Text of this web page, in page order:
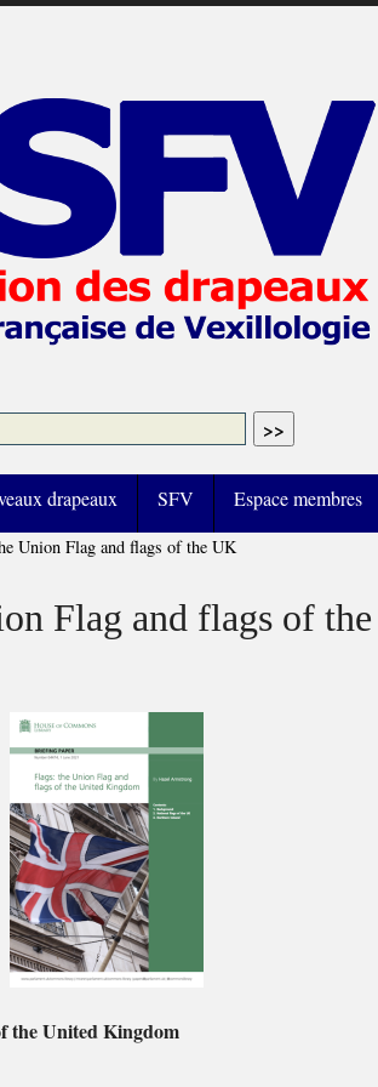
drapeaux SFV Espace membres
Union Flag and flags of the UK
Flag and flags of
the United Kingdom